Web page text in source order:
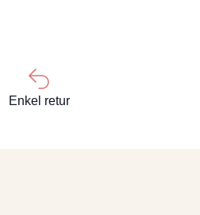
Enkel retur